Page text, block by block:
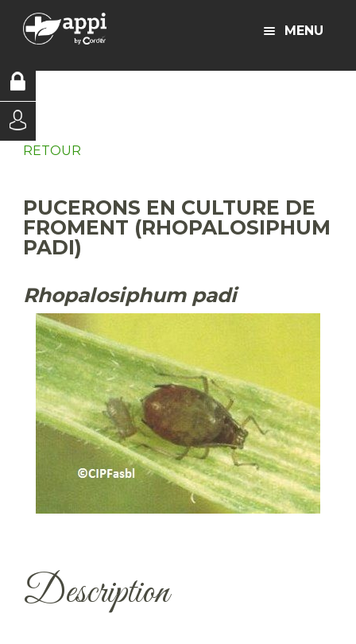
MENU
RETOUR
PUCERONS EN CULTURE DE
FROMENT (RHOPALOSIPHUM
PADI)
Rhopalosiphum padi
Description